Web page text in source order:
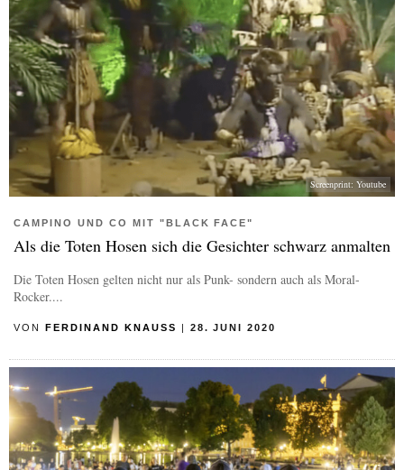
Screenprint: Youtube
CAMPINO UND CO MIT "BLACK FACE"
Als die Toten Hosen sich die Gesichter schwarz anmalten
Die Toten Hosen gelten nicht nur als Punk- sondern auch als Moral-
Rocker....
VON FERDINAND KNAUSS 28. JUNI 2020